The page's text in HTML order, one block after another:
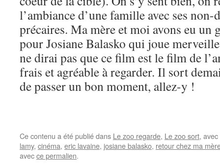
l’ambiance d’une famille avec ses
précaires. Ma mère et moi avons eu un
pour Josiane Balasko qui joue
ne dirai pas que ce film est le film de
frais et agréable à regarder. Il sort
de passer un bon moment, allez-y !
Ce contenu a été publié dans Le zoo regarde, Le zoo sort,
lamy, cinéma, eric lavaine, josiane balasko, retour chez ma
avecce permalien.